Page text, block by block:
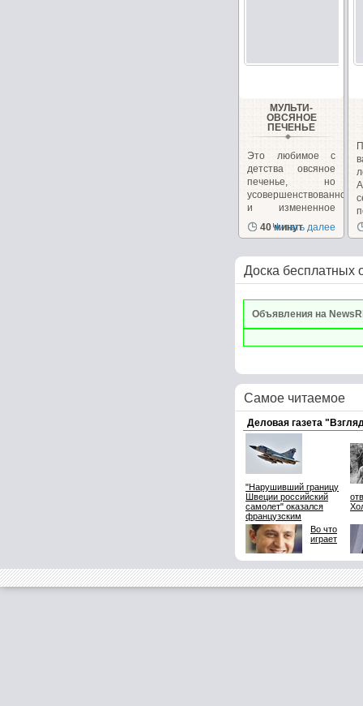
МУЛЬТИ-
ОВСЯНОЕ
ПЕЧЕНЬЕ
Это любимое с
детства овсяное
печенье, но
усовершенствованное
и измененное
для...
40 минут
Читать далее
Доска бесплатных
Объявления на
Самое читаемое